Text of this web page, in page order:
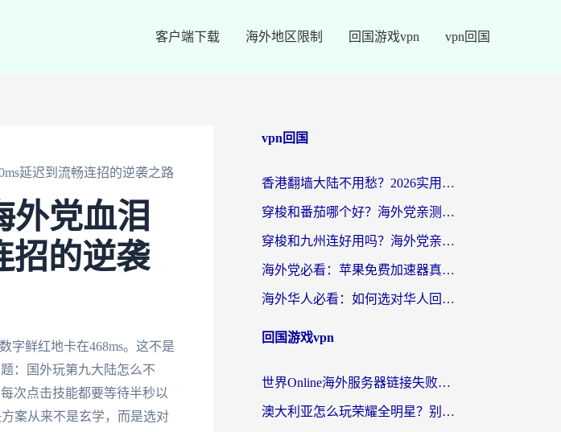
客户端下载 海外地区限制 回国游戏vpn vpn回国
延迟到流畅连招的逆袭之路
外党血泪
招的逆袭
字鲜红地卡在468ms。这不是
：国外玩第九大陆怎么不
次点击技能都要等待半秒以
案从来不是玄学，而是选对
vpn回国
香港翻墙大陆不用愁？2026实用回国加速器指南：从选到用一步到位
穿梭和番茄哪个好？海外党亲测：这3点帮你选对回国加速器
穿梭和九州连好用吗？海外党亲测：3步选对回国加速器，无缝刷国内剧玩国服
海外党必看：苹果免费加速器真的能解决回国访问难题吗？附实测对比与全平台方案
海外华人必看：如何选对华人回国VPN，无缝刷国内剧、玩手游？
回国游戏vpn
世界Online海外服务器链接失败怎么解决？告别卡顿延迟，海外玩国服游戏的正确打开方式
澳大利亚怎么玩荣耀全明星？别让延迟毁了你的连招！海外党专属加速攻略